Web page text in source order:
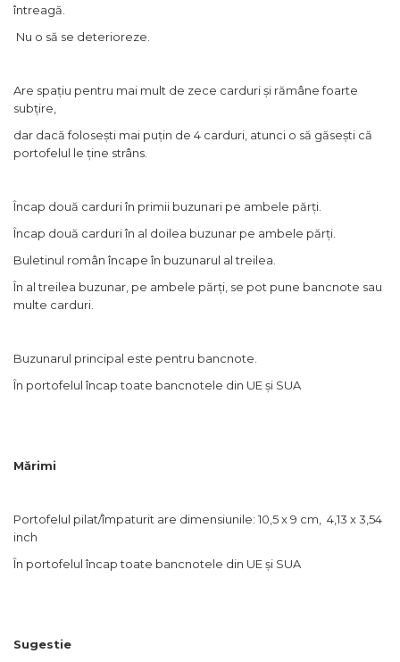
întreagă.
Nu o să se deterioreze.
Are spațiu pentru mai mult de zece carduri și rămâne foarte
subțire,
dar dacă folosești mai puțin de 4 carduri, atunci o să găsești că
portofelul le ține strâns.
Încap două carduri în primii buzunari pe ambele părți.
Încap două carduri în al doilea buzunar pe ambele părți.
Buletinul român încape în buzunarul al treilea.
În al treilea buzunar, pe ambele părți, se pot pune bancnote sau
multe carduri.
Buzunarul principal este pentru bancnote.
În portofelul încap toate bancnotele din UE și SUA
Mărimi
Portofelul pilat/împaturit are dimensiunile: 10,5 x 9 cm, 4,13 x 3,54
inch
În portofelul încap toate bancnotele din UE și SUA
Sugestie